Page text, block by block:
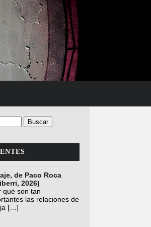
de Paco Roca
2026)
qué son tan
las relaciones de
[…]